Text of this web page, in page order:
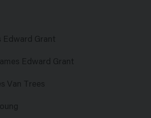
Edward Grant
Edward Grant
Van Trees